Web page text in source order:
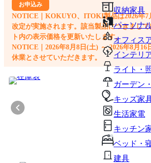
収納家具
パーソナ
オフィス
インテリ
ライト・
ガーデン
キッズ家
生活家電
キッチン
ベッド・
建具
お申込み
NOTICE｜KOKUYO、ITOKI製品は2026年7
改定が実施されます。該当製品につきまし
ト内の表示価格を更新いたします。
NOTICE｜2026年8月8日(土) ～ 2026年8月16
休業とさせていただきます。